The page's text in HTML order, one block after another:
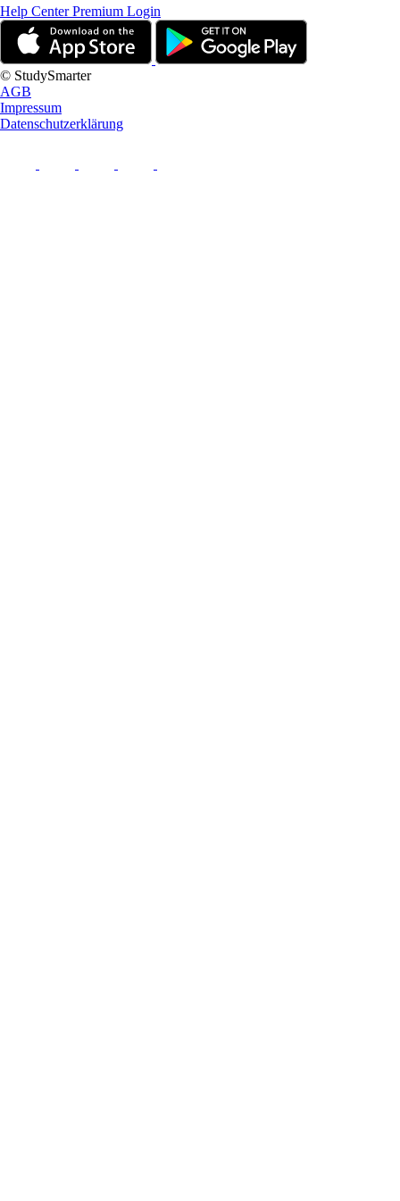
Help CenterPremium Login
© StudySmarter
AGB
Impressum
Datenschutzerklärung